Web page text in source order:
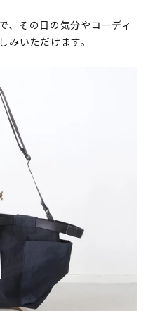
、その日の気分やコーディ
みいただけます。